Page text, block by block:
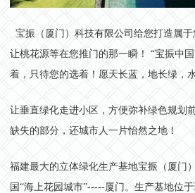
宝振（厦门）科技有限公司给您打造属
让桃花源等在您推门的那一瞬！ “宝振中
着，只待您的选着！愿天长蓝，地长绿，
让垂直绿化走进小区，方便弥补绿色规划
缺失的部分，还城市人一片怡然之地！
福建最大的立体绿化生产基地宝振（厦门
国“海上花园城市”-----厦门。生产基地位